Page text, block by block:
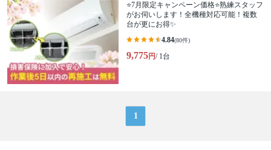
⭐7月限定キャンペーン価格⭐熟練スタッフ
がお伺いします！全機種対応可能！複数
台が更にお得✨
4.84(80件)
9,775円/ 1台
1